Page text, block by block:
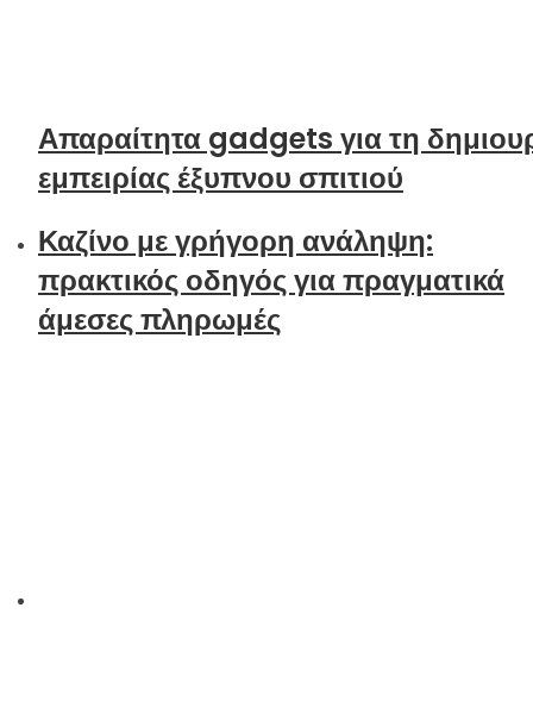
Απαραίτητα gadgets για τη
εμπειρίας έξυπνου σπιτιού
Καζίνο με γρήγορη ανάληψη:
πρακτικός οδηγός για πραγματικά
άμεσες πληρωμές